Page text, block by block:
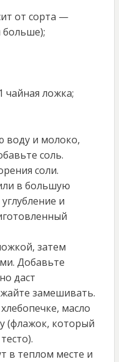
от сорта —
больше);
чайная ложка;
воду и молоко,
соль.
соли.
в большую
и
затем
Добавьте
даст
замешивать.
масло
(флажок, который
в теплом месте и